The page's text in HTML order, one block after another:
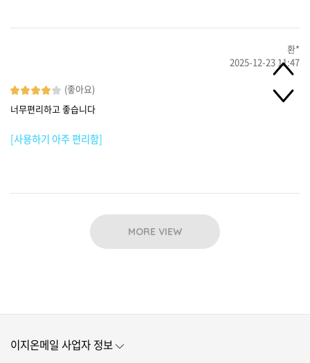
환*
2025-12-23 11:47
(좋아요)
너무편리하고 좋습니다
[사용하기 아주 편리함]
MORE VIEW
이지온메일 사업자 정보